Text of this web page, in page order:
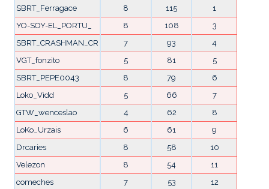
SBRT_Ferragace
8 115
1
YO-SOY-EL_PORTU_
8 108
3
SBRT_CRASHMAN_CR
7 93
4
VGT_fonzito
5 81
5
SBRT_PEPE0043
8 79
6
Loko_Vidd
5 66
7
GTW_wenceslao
4 62
8
LoKo_Urzais
6 61
9
Drcaries
8 58
10
Velezon
8 54
11
comeches
7 53 12